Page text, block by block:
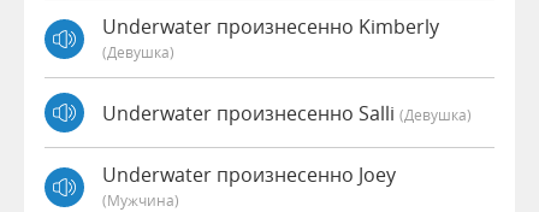
Underwater произнесенно Kimberly
(девушка)
Underwater произнесенно Salli (девушка)
Underwater произнесенно Joey
(мужчина)